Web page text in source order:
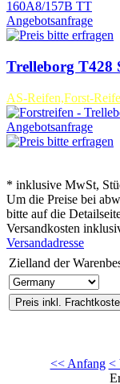
Angebotsanfrage
Trelleborg T428
AS-Reifen,Forst-
Angebotsanfrage
* inklusive MwSt,
Um die Preise bei
bitte auf die
Versandkosten
Versandadresse
Zielland der
<< Anfang <